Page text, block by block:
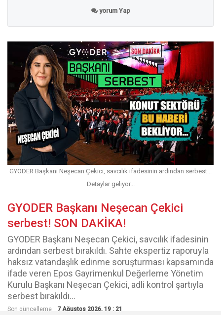
yorum Yap
GYODER Başkanı Neşecan Çekici, savcılık ifadesinin ardından serbest...
Detaylar geliyor...
GYODER Başkanı Neşecan Çekici
serbest! SON DAKİKA!
GYODER Başkanı Neşecan Çekici, savcılık ifadesinin
ardından serbest bırakıldı. Sahte ekspertiz raporuyla
haksız vatandaşlık edinme soruşturması kapsamında
ifade veren Epos Gayrimenkul Değerleme Yönetim
Kurulu Başkanı Neşecan Çekici, adli kontrol şartıyla
serbest bırakıldı...
Son güncelleme : 7 Ağustos 2026, 19 : 21